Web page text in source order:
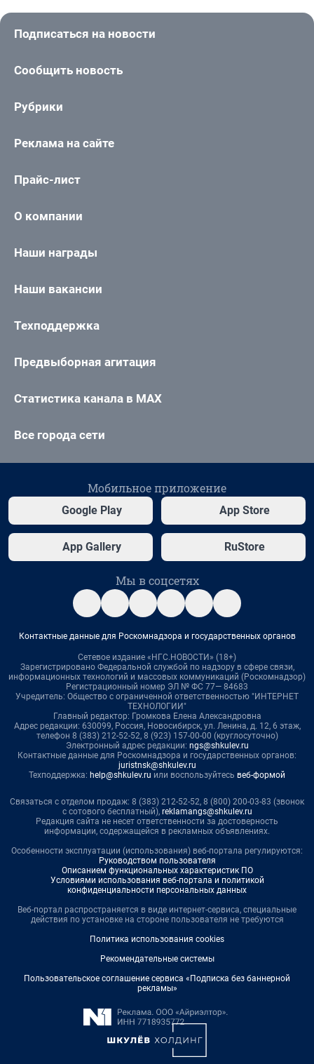
Подписаться на новости
Сообщить новость
Рубрики
Реклама на сайте
Прайс-лист
О компании
Наши награды
Наши вакансии
Техподдержка
Предвыборная агитация
Статистика канала в MAX
Все города сети
Мобильное приложение
Google Play App Store
App Gallery RuStore
Мы в соцсетях
Контактные данные для Роскомнадзора и государственных органов
Сетевое издание «НГС.НОВОСТИ» (18+)
Зарегистрировано Федеральной службой по надзору в сфере связи,
информационных технологий и массовых коммуникаций (Роскомнадзор)
Регистрационный номер ЭЛ № ФС 77— 84683
Учредитель: Общество с ограниченной ответственностью "ИНТЕРНЕТ
ТЕХНОЛОГИИ"
Главный редактор: Громкова Елена Александровна
Адрес редакции: 630099, Россия, Новосибирск, ул. Ленина, д. 12, 6 этаж,
телефон 8 (383) 212-52-52, 8 (923) 157-00-00 (круглосуточно)
Электронный адрес редакции: ngs@shkulev.ru
Контактные данные для Роскомнадзора и государственных органов:
juristnsk@shkulev.ru
Техподдержка: help@shkulev.ru или воспользуйтесь веб-формой
Связаться с отделом продаж: 8 (383) 212-52-52, 8 (800) 200-03-83 (звонок
с сотового бесплатный), reklamangs@shkulev.ru
Редакция сайта не несет ответственности за достоверность
информации, содержащейся в рекламных объявлениях.
Особенности эксплуатации (использования) веб-портала регулируются:
Руководством пользователя
Описанием функциональных характеристик ПО
Условиями использования веб-портала и политикой
конфиденциальности персональных данных
Веб-портал распространяется в виде интернет-сервиса, специальные
действия по установке на стороне пользователя не требуются
Политика использования cookies
Рекомендательные системы
Пользовательское соглашение сервиса «Подписка без баннерной
рекламы»